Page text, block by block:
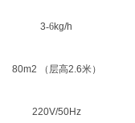
3-6kg/h
80m2 （层高2.6米）
220V/50Hz